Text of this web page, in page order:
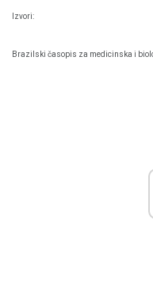
Izvori:
Brazilski časopis za medicinska i